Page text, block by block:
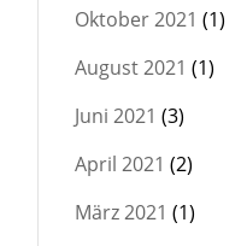
Oktober 2021 (1)
August 2021 (1)
Juni 2021 (3)
April 2021 (2)
März 2021 (1)